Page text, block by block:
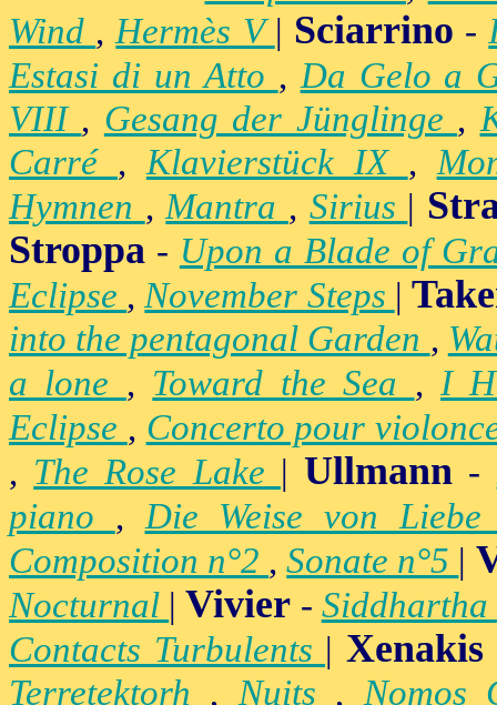
Wind ,Hermès V| Sciarrino -
Estasi di un Atto ,Da Gelo a
VIII , Gesang der Jünglinge ,
Carré ,Klavierstück IX ,
Hymnen ,Mantra , Sirius |
Stroppa - Upon a Blade of
Eclipse ,November Steps |
into the pentagonal Garden ,
a lone , Toward the Sea ,I
Eclipse , Concerto pour
, The Rose Lake |Ullmann -
piano ,Die Weise von
Composition n°2 ,Sonate n°5 |
Nocturnal |Vivier - Siddhartha
Contacts Turbulents | Xenakis
Terretektorh ,Nuits ,Nomos